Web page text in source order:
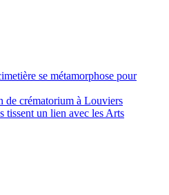
se métamorphose pour
de crématorium à Louviers
tissent un lien avec les Arts